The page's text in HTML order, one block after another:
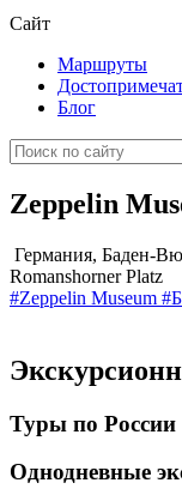
Сайт
Маршруты
Блог
Zeppelin
Германия, Баден-
Romanshorner Platz
#Zeppelin Museum
Туры по России
Однодневные